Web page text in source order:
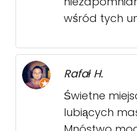
wśród tych
Rafał H.
Świetne
lubiących